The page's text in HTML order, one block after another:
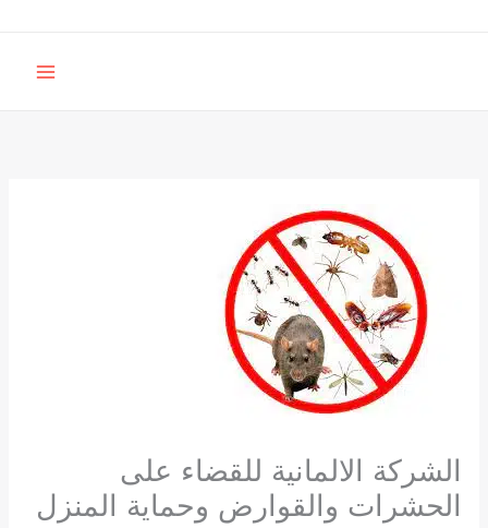
الشركة الالمانية للقضاء على
الحشرات والقوارض وحماية المنزل